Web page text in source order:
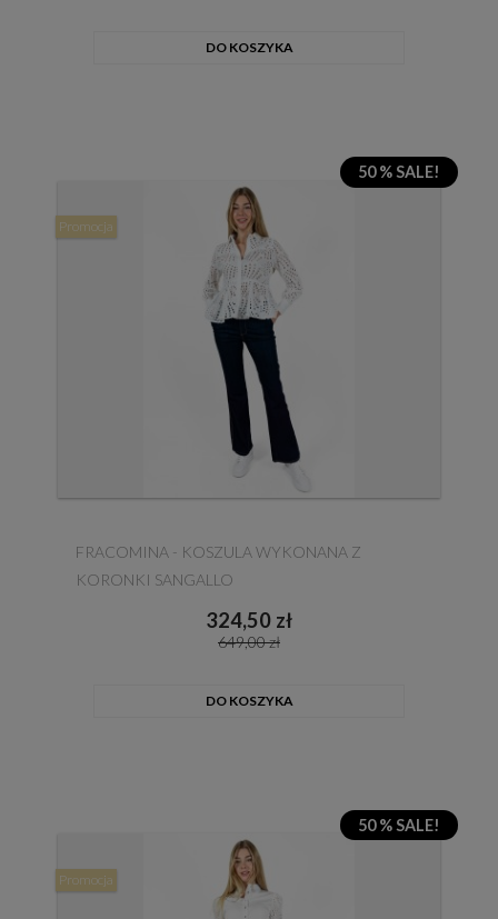
DO KOSZYKA
50 % SALE!
FRACOMINA - KOSZULA WYKONANA Z
KORONKI SANGALLO
324,50 zł
649,00 zł
DO KOSZYKA
Promocja
50 % SALE!
Promocja